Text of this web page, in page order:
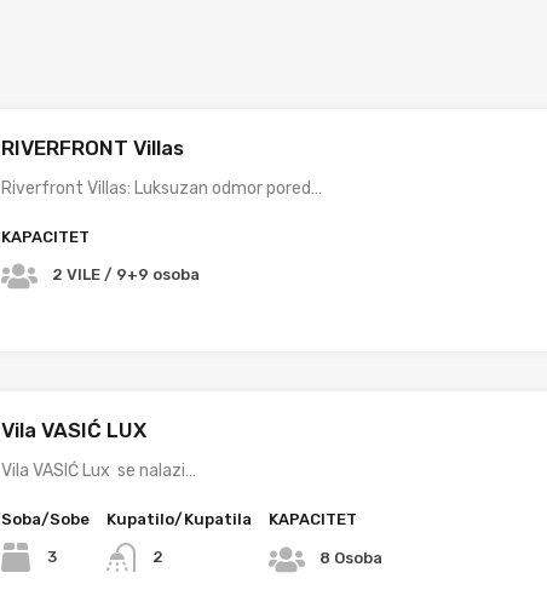
RIVERFRONT Villas
Riverfront Villas: Luksuzan odmor pored…
KAPACITET
2 VILE / 9+9 osoba
Vila VASIĆ LUX
Vila VASIĆ Lux se nalazi…
Soba/Sobe
3
Kupatilo/Kupatila
2
KAPACITET
8 Osoba